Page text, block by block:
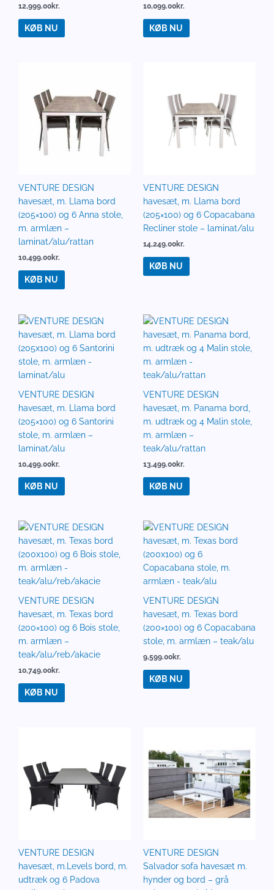
12,999.00kr.
KØB NU
10,099.00kr.
KØB NU
VENTURE DESIGN
havesæt, m. Llama bord
(205×100) og 6 Anna stole,
m. armlæn –
laminat/alu/rattan
10,499.00kr.
KØB NU
VENTURE DESIGN
havesæt, m. Llama bord
(205×100) og 6 Copacabana
Recliner stole – laminat/alu
14,249.00kr.
KØB NU
VENTURE DESIGN
havesæt, m. Llama bord
(205×100) og 6 Santorini
stole, m. armlæn –
laminat/alu
10,499.00kr.
KØB NU
VENTURE DESIGN
havesæt, m. Panama bord,
m. udtræk og 4 Malin stole,
m. armlæn –
teak/alu/rattan
13,499.00kr.
KØB NU
VENTURE DESIGN
havesæt, m. Texas bord
(200×100) og 6 Bois stole,
m. armlæn –
teak/alu/reb/akacie
10,749.00kr.
KØB NU
VENTURE DESIGN
havesæt, m. Texas bord
(200×100) og 6 Copacabana
stole, m. armlæn – teak/alu
9,599.00kr.
KØB NU
VENTURE DESIGN
havesæt, m.Levels bord, m.
udtræk og 6 Padova
VENTURE DESIGN
Salvador sofa havesæt m.
hynder og bord – grå